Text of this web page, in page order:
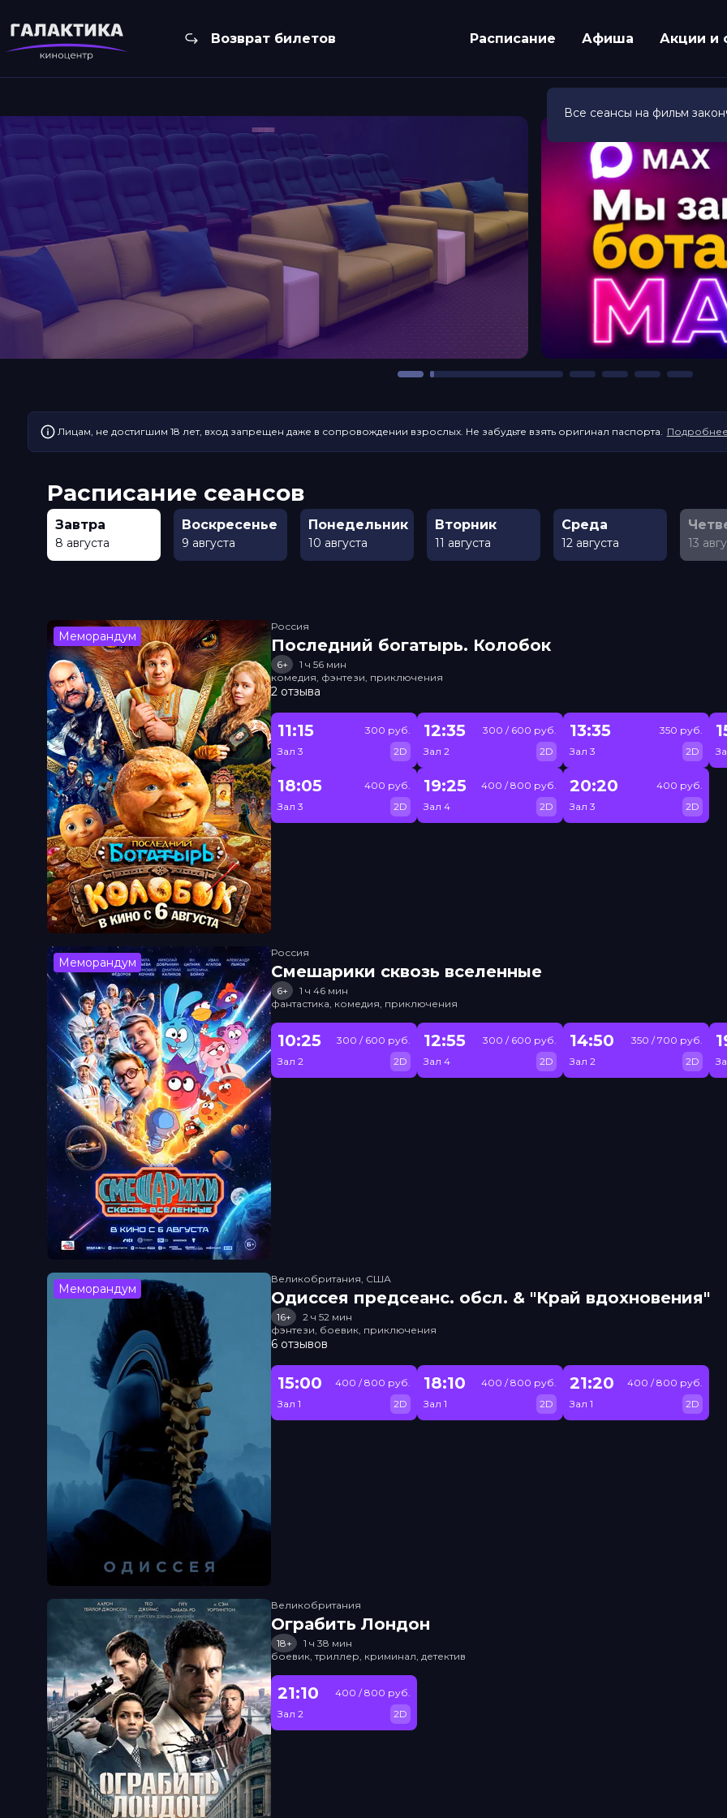
Возврат билетов Расписание Афиша Акции и
Лицам, не достигшим 18 лет, вход запрещен даже в сопровождении взрослых. Не забудьте взять оригинал паспорта. Подробнее
Расписание сеансов
Завтра
8 августа
Воскресенье
9 августа
Понедельник
10 августа
Вторник
11 августа
Среда
12 августа 13
Меморандум
Россия
Последний богатырь. Колобок
6+
1 ч 56 мин
комедия, фэнтези, приключения
2 отзыва
11:15
Зал 3
300 руб.
2D
12:35
Зал 2
300 / 600 руб.
2D
13:35
Зал 3
350 руб.
2D
18:05
Зал 3
400 руб.
2D
19:25
Зал 4
400 / 800 руб.
2D
20:20
Зал 3
400 руб.
2D
Меморандум
Россия
Смешарики сквозь вселенные
6+
1 ч 46 мин
фантастика, комедия, приключения
10:25
Зал 2
300 / 600 руб.
2D
12:55
Зал 4
300 / 600 руб.
2D
14:50
Зал 2
350 / 700 руб.
2D
Меморандум
Великобритания, США
Одиссея прeдсeанc. обсл. & "Край вдохновения"
16+
2 ч 52 мин
фэнтези, боевик, приключения
6 отзывов
15:00
Зал 1
400 / 800 руб.
2D
18:10
Зал 1
400 / 800 руб.
2D
21:20
Зал 1
400 / 800 руб.
2D
Великобритания
Ограбить Лондон
18+
1 ч 38 мин
боевик, триллер, криминал, детектив
21:10
Зал 2
400 / 800 руб.
2D
Все сеансы на фильм